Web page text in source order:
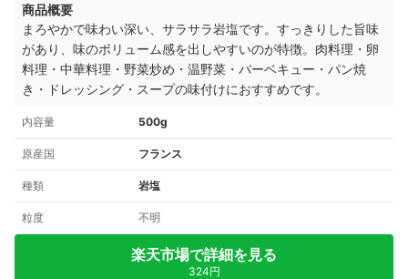
商品概要
まろやかで味わい深い、サラサラ岩塩です。すっきりした旨味
があり、味のボリューム感を出しやすいのが特徴。肉料理・卵
料理・中華料理・野菜炒め・温野菜・バーベキュー・パン焼
き・ドレッシング・スープの味付けにおすすめです。
内容量 500g
原産国 フランス
種類 岩塩
粒度 不明
楽天市場で詳細を見る
324円